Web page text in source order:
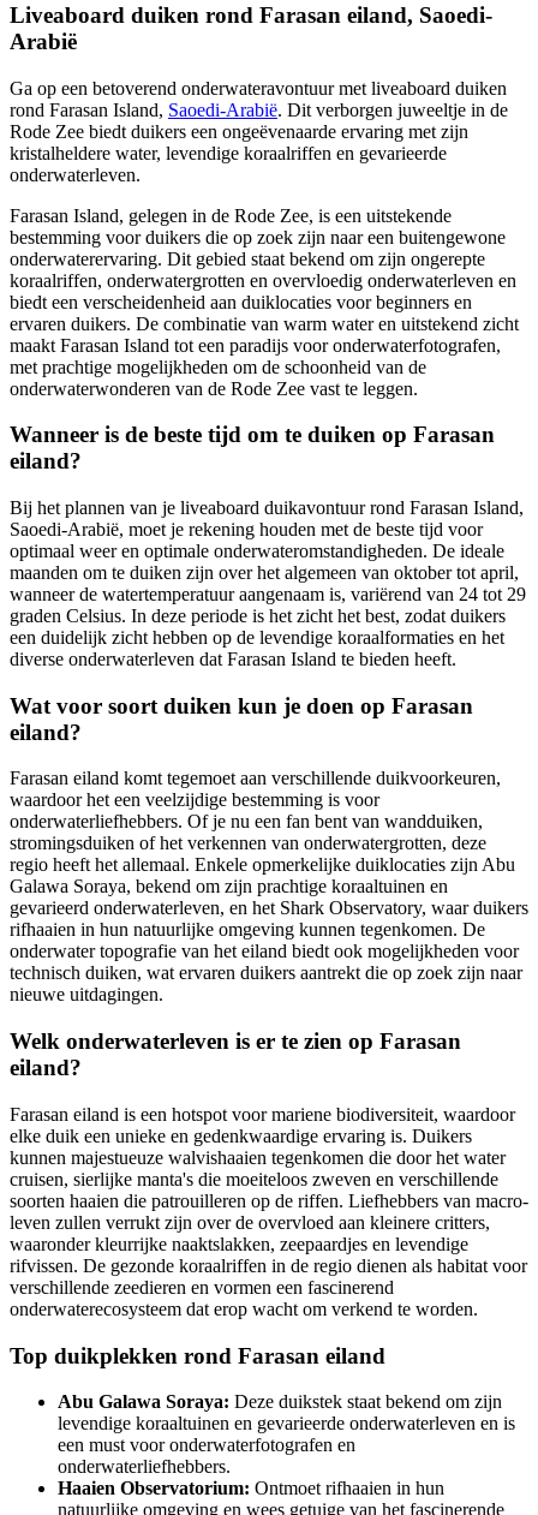
Liveaboard duiken rond Farasan eiland, Saoedi-
Arabië
Ga op een betoverend onderwateravontuur met liveaboard duiken
rond Farasan Island, Saoedi-Arabië. Dit verborgen juweeltje in de
Rode Zee biedt duikers een ongeëvenaarde ervaring met zijn
kristalheldere water, levendige koraalriffen en gevarieerde
onderwaterleven.
Farasan Island, gelegen in de Rode Zee, is een uitstekende
bestemming voor duikers die op zoek zijn naar een buitengewone
onderwaterervaring. Dit gebied staat bekend om zijn ongerepte
koraalriffen, onderwatergrotten en overvloedig onderwaterleven en
biedt een verscheidenheid aan duiklocaties voor beginners en
ervaren duikers. De combinatie van warm water en uitstekend zicht
maakt Farasan Island tot een paradijs voor onderwaterfotografen,
met prachtige mogelijkheden om de schoonheid van de
onderwaterwonderen van de Rode Zee vast te leggen.
Wanneer is de beste tijd om te duiken op Farasan
eiland?
Bij het plannen van je liveaboard duikavontuur rond Farasan Island,
Saoedi-Arabië, moet je rekening houden met de beste tijd voor
optimaal weer en optimale onderwateromstandigheden. De ideale
maanden om te duiken zijn over het algemeen van oktober tot april,
wanneer de watertemperatuur aangenaam is, variërend van 24 tot 29
graden Celsius. In deze periode is het zicht het best, zodat duikers
een duidelijk zicht hebben op de levendige koraalformaties en het
diverse onderwaterleven dat Farasan Island te bieden heeft.
Wat voor soort duiken kun je doen op Farasan
eiland?
Farasan eiland komt tegemoet aan verschillende duikvoorkeuren,
waardoor het een veelzijdige bestemming is voor
onderwaterliefhebbers. Of je nu een fan bent van wandduiken,
stromingsduiken of het verkennen van onderwatergrotten, deze
regio heeft het allemaal. Enkele opmerkelijke duiklocaties zijn Abu
Galawa Soraya, bekend om zijn prachtige koraaltuinen en
gevarieerd onderwaterleven, en het Shark Observatory, waar duikers
rifhaaien in hun natuurlijke omgeving kunnen tegenkomen. De
onderwater topografie van het eiland biedt ook mogelijkheden voor
technisch duiken, wat ervaren duikers aantrekt die op zoek zijn naar
nieuwe uitdagingen.
Welk onderwaterleven is er te zien op Farasan
eiland?
Farasan eiland is een hotspot voor mariene biodiversiteit, waardoor
elke duik een unieke en gedenkwaardige ervaring is. Duikers
kunnen majestueuze walvishaaien tegenkomen die door het water
cruisen, sierlijke manta's die moeiteloos zweven en verschillende
soorten haaien die patrouilleren op de riffen. Liefhebbers van macro-
leven zullen verrukt zijn over de overvloed aan kleinere critters,
waaronder kleurrijke naaktslakken, zeepaardjes en levendige
rifvissen. De gezonde koraalriffen in de regio dienen als habitat voor
verschillende zeedieren en vormen een fascinerend
onderwaterecosysteem dat erop wacht om verkend te worden.
Top duikplekken rond Farasan eiland
Abu Galawa Soraya: Deze duikstek staat bekend om zijn
levendige koraaltuinen en gevarieerde onderwaterleven en is
een must voor onderwaterfotografen en
onderwaterliefhebbers.
Haaien Observatorium: Ontmoet rifhaaien in hun
natuurlijke omgeving en wees getuige van het fascinerende